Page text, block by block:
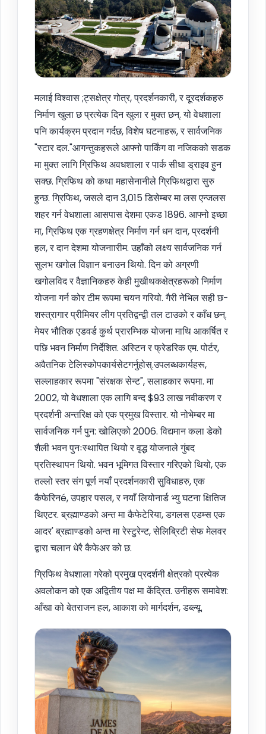
मलाई विश्वास ;ट्सक्षेत्र गोत्र, प्रदर्शनकारी, र दूरदर्शकहरु
निर्माण खुला छ प्रत्येक दिन खुला र मुक्त छन्. यो वेधशाला
पनि कार्यक्रम प्रदान गर्दछ, विशेष घटनाहरू, र सार्वजनिक
"स्टार दल."आगन्तुकहरूले आफ्नो पार्किंग वा नजिकको सडक
मा मुक्त लागि ग्रिफिथ अवधशाला र पार्क सीधा ड्राइव हुन
सक्छ. ग्रिफिथ को कथा महासेनानीले ग्रिफिथद्वारा सुरु
हुन्छ. ग्रिफिथ, जसले दान 3,015 डिसेम्बर मा लस एन्जलस
शहर गर्न वेधशाला आसपास देशमा एकड 1896. आफ्नो इच्छा
मा, ग्रिफिथ एक ग्रहणक्षेत्र निर्माण गर्न धन दान, प्रदर्शनी
हल, र दान देशमा योजनाारीम. उहाँको लक्ष्य सार्वजनिक गर्न
सुलभ खगोल विज्ञान बनाउन थियो. दिन को अग्रणी
खगोलविद र वैज्ञानिकहरु केही मुखीथकक्षेत्रहरूको निर्माण
योजना गर्न कोर टीम रूपमा चयन गरियो. गैरी नेभिल सही छ-
शस्त्रागार प्रीमियर लीग प्रतिद्वन्द्वी तल टाउको र काँध छन्.
मेयर भौतिक एडवर्ड कुर्थ प्रारम्भिक योजना माथि आकर्षित र
पछि भवन निर्माण निर्देशित. अस्टिन र फ्रेडरिक एम. पोर्टर,
अवैतनिक टेलिस्कोपकार्यसेटगर्नुहोस्.उपलब्धकार्यहरू,
सल्लाहकार रूपमा "संरक्षक सेन्ट", सलाहकार रूपमा. मा
2002, यो वेधशाला एक लागि बन्द $93 लाख नवीकरण र
प्रदर्शनी अन्तरिक्ष को एक प्रमुख विस्तार. यो नोभेम्बर मा
सार्वजनिक गर्न पुन: खोलिएको 2006. विद्यमान कला डेको
शैली भवन पुनःस्थापित थियो र वृद्ध योजनाले गुंबद
प्रतिस्थापन थियो. भवन भूमिगत विस्तार गरिएको थियो, एक
तल्लो स्तर संग पूर्ण नयाँ प्रदर्शनकारी सुविधाहरु, एक
कैफेरिनé, उपहार पसल, र नयाँ लियोनार्ड भ्यु घटना क्षितिज
थिएटर. ब्रह्माण्डको अन्त मा कैफेटेरिया, डगलस एडम्स एक
आदर' ब्रह्माण्डको अन्त मा रेस्टुरेन्ट, सेलिब्रिटी सेफ मेलवर
द्वारा चलान धेरै कैफेअर को छ.
ग्रिफिथ वेधशाला गरेको प्रमुख प्रदर्शनी क्षेत्रको प्रत्येक
अवलोकन को एक अद्वितीय पक्ष मा केंद्रित. उनीहरू समावेश:
आँखा को बेतराजन हल, आकाश को मार्गदर्शन, डब्ल्यू.